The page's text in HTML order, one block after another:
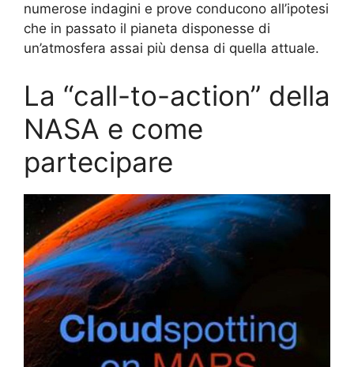
numerose indagini e prove conducono all’ipotesi
che in passato il pianeta disponesse di
un’atmosfera assai più densa di quella attuale.
La “call-to-action” della
NASA e come
partecipare